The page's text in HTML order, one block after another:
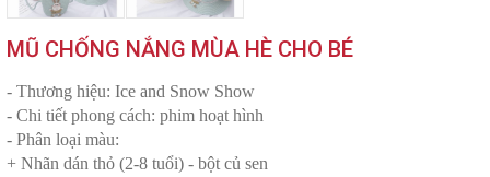
MŨ CHỐNG NẮNG MÙA HÈ CHO BÉ
- Thương hiệu: Ice and Snow Show
- Chi tiết phong cách: phim hoạt hình
- Phân loại màu:
+ Nhãn dán thỏ (2-8 tuổi) - bột củ sen